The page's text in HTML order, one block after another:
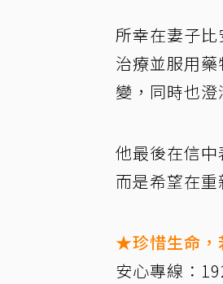
所幸在妻子
治療並服用
變，同時也
他最後在信
而是希望在
★珍惜生命，
安心專線：